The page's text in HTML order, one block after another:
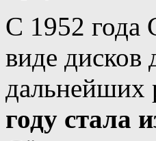
C 1952 года
виде
дальнейших
году стала